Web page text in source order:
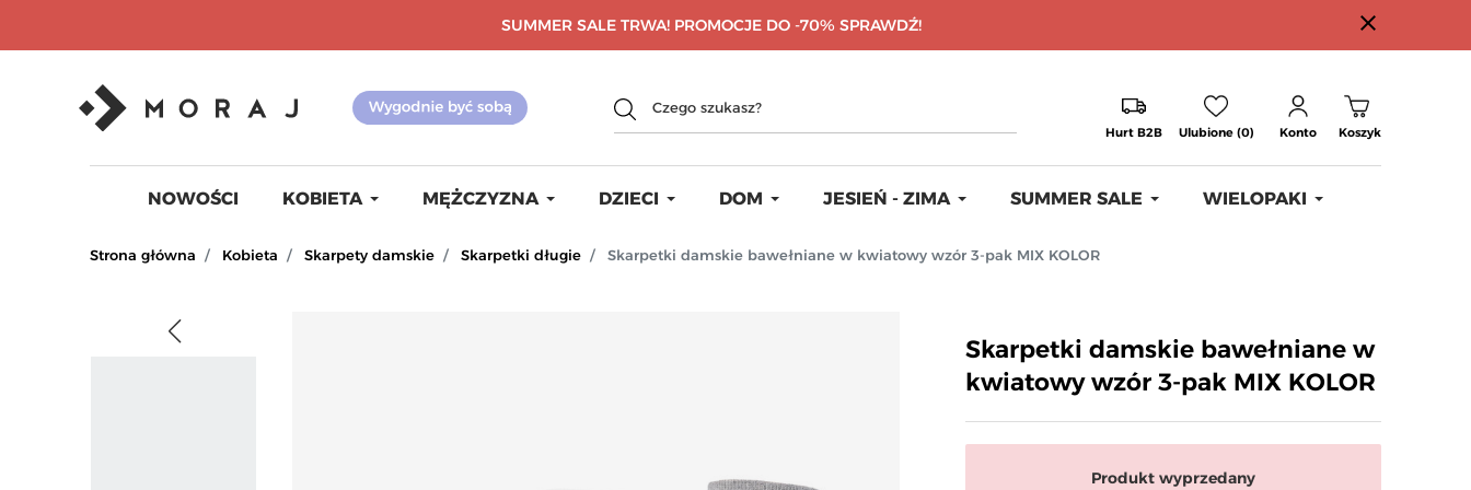
SUMMER SALE TRWA! PROMOCJE DO -70% SPRAWDŹ! close
Hurt B2B Ulubione (0) Konto Koszyk
NOWOŚCI KOBIETA MĘŻCZYZNA DZIECI DOM JESIEŃ - ZIMA SUMMER SALE WIELOPAKI
Strona główna Kobieta Skarpety damskie Skarpetki długie Skarpetki damskie bawełniane w kwiatowy wzór 3-pak MIX KOLOR
Skarpetki damskie bawełniane w
kwiatowy wzór 3-pak MIX KOLOR
Produkt wyprzedany